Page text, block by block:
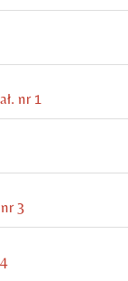
nr 1
3